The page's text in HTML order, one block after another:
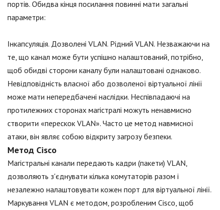
портів. Обидва кінця посилання повинні мати загальні
параметри:
Інкапсуляція. Дозволені VLAN. Рідний VLAN. Незважаючи на
те, що канал може бути успішно налаштований, потрібно,
щоб обидві сторони каналу були налаштовані однаково.
Невідповідність власної або дозволеної віртуальної лінії
може мати непередбачені наслідки. Неспівпадаючі на
протилежних сторонах магістралі можуть ненавмисно
створити «перескок VLAN». Часто це метод навмисної
атаки, він являє собою відкриту загрозу безпеки.
Метод Cisco
Магістральні канали передають кадри (пакети) VLAN,
дозволяють з'єднувати кілька комутаторів разом і
незалежно налаштовувати кожен порт для віртуальної лінії.
Маркування VLAN є методом, розробленим Cisco, щоб